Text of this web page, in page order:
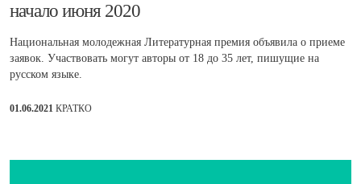
начало июня 2020
Национальная молодежная Литературная премия объявила о приеме
заявок. Участвовать могут авторы от 18 до 35 лет, пишущие на
русском языке.
01.06.2021 КРАТКО